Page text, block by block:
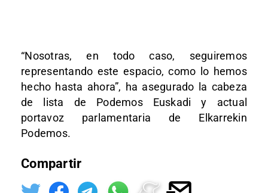
“Nosotras, en todo caso, seguiremos
representando este espacio, como lo hemos
hecho hasta ahora”, ha asegurado la cabeza
de lista de Podemos Euskadi y actual
portavoz parlamentaria de Elkarrekin
Podemos.
Compartir